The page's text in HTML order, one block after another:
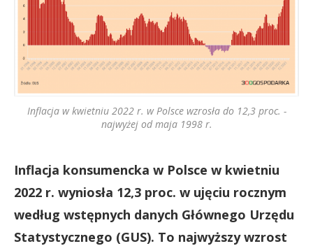
Inflacja w kwietniu 2022 r. w Polsce wzrosła do 12,3 proc. -
najwyżej od maja 1998 r.
Inflacja konsumencka w Polsce w kwietniu
2022 r. wyniosła 12,3 proc. w ujęciu rocznym
według wstępnych danych Głównego Urzędu
Statystycznego (GUS). To najwyższy wzrost